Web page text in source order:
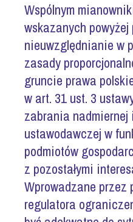
Wspólnym
wskazanych powyżej
nieuwzględnianie w
zasady
gruncie prawa
w art. 31 ust. 3
zabrania nadmiernej
ustawodawczej w
podmiotów
z pozostałymi
Wprowadzane przez
regulatora